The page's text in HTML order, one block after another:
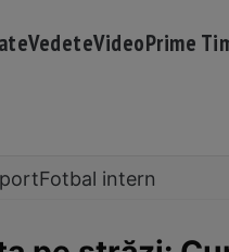
VedeteVideoPrime
Fotbal intern